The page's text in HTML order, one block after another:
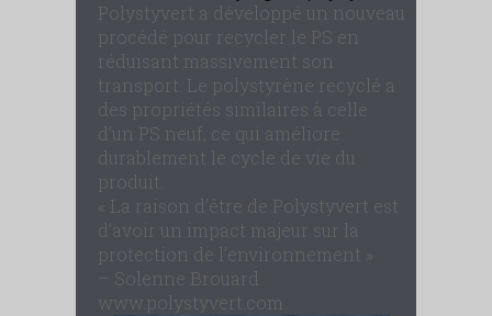
Polystyvert a développé un nouveau
procédé pour recycler le PS en
réduisant massivement son
transport. Le polystyrène recyclé a
des propriétés similaires à celle
d’un PS neuf, ce qui améliore
durablement le cycle de vie du
produit.
« La raison d’être de Polystyvert est
d’avoir un impact majeur sur la
protection de l’environnement »
– Solenne Brouard
www.polystyvert.com